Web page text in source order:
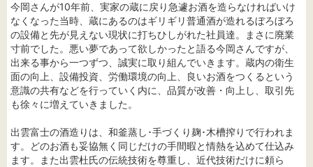
今岡さんが10年前、実家の蔵に戻り急遽お酒を造らなければいけ
なくなった当時、蔵にあるのはギリギリ普通酒が造れるぼろぼろ
の設備と先が見えない現状に打ちひしがれた社員達。まさに廃業
寸前でした。悪い夢であって欲しかったと語る今岡さんですが、
出来る事から一つずつ、誠実に取り組んでいきます。蔵内の衛生
面の向上、設備投資、労働環境の向上、良いお酒をつくるという
意識の共有などを行っていく内に、品質が改善・向上し、取引先
も徐々に増えていきました。
出雲富士の酒造りは、和釜蒸し･手づくり麹･木槽搾りで行われま
す。どのお酒も妥協無く同じだけの手間暇と情熱を込めて仕込み
ます。また出雲杜氏の伝統技術を尊重し、近代技術だけに頼ら